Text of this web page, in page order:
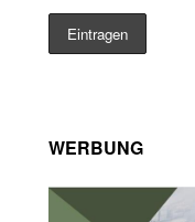
WERBUNG